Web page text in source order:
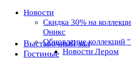
Новости
Скидка 30% на
Оникс
Обновление
Новости Лером
Выставочный зал
Гостиные